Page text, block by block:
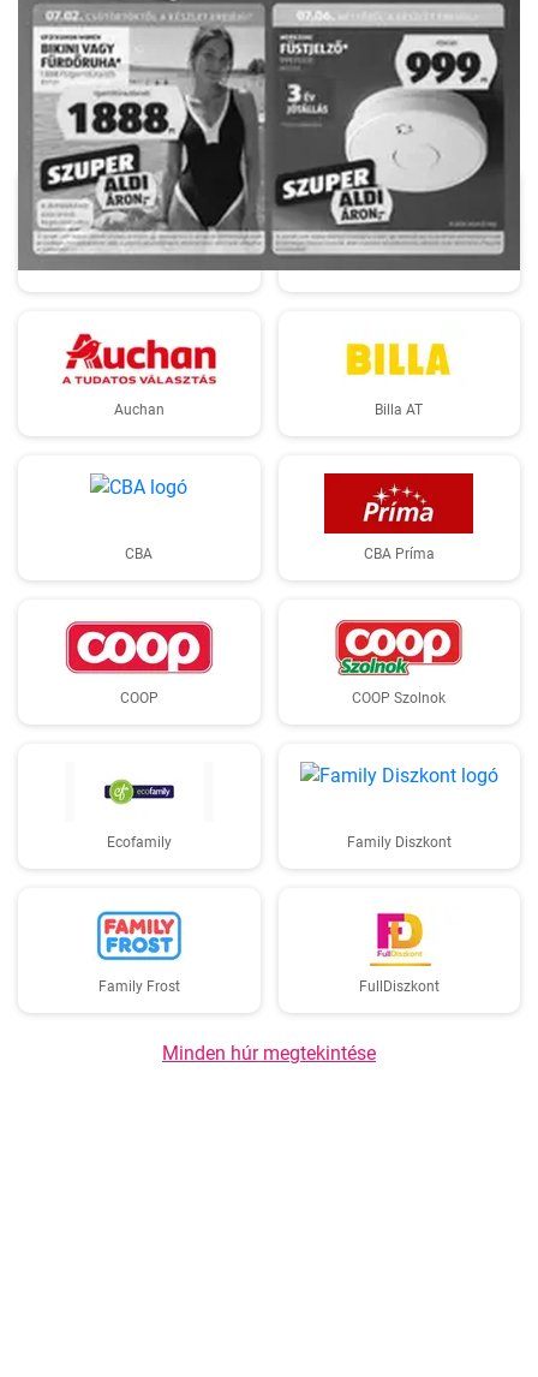
Auchan Billa AT
CBA CBA Príma
COOP COOP Szolnok
Ecofamily Family Diszkont
Family Frost FullDiszkont
Minden húr megtekintése